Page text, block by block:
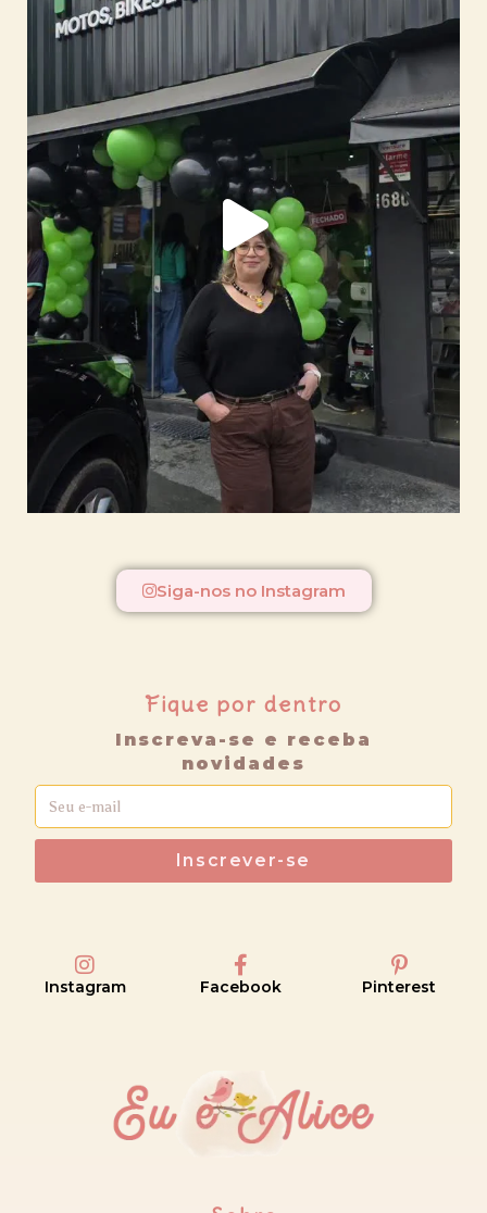
Siga-nos no Instagram
Fique por dentro
Inscreva-se e receba
novidades
Inscrever-se
Instagram Facebook Pinterest